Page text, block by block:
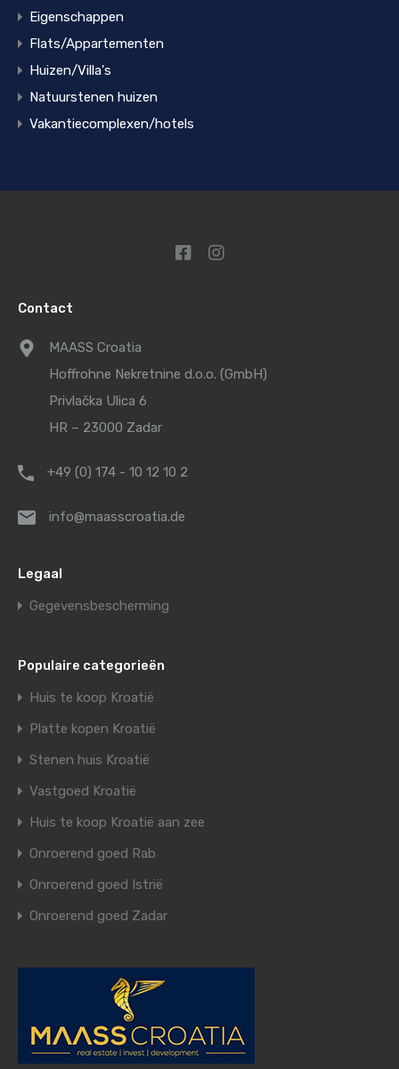
Eigenschappen
Flats/Appartementen
Huizen/Villa's
Natuurstenen huizen
Vakantiecomplexen/hotels
Contact
MAASS Croatia
Hoffrohne Nekretnine d.o.o. (GmbH)
Privlačka Ulica 6
HR – 23000 Zadar
+49 (0) 174 - 10 12 10 2
info@maasscroatia.de
Legaal
Gegevensbescherming
Populaire categorieën
Huis te koop Kroatië
Platte kopen Kroatië
Stenen huis Kroatië
Vastgoed Kroatië
Huis te koop Kroatië aan zee
Onroerend goed Rab
Onroerend goed Istrië
Onroerend goed Zadar